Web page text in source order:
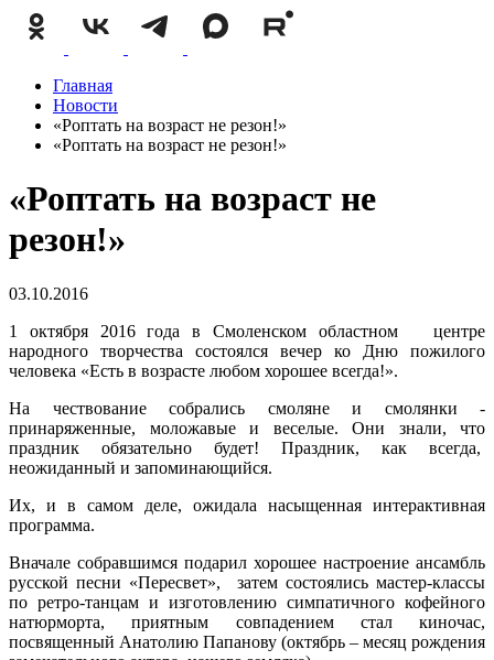
Главная
Новости
«Роптать на возраст не резон!»
«Роптать на возраст не резон!»
«Роптать на возраст не
резон!»
03.10.2016
1 октября 2016 года в Смоленском областном центре
народного творчества состоялся вечер ко Дню пожилого
человека «Есть в возрасте любом хорошее всегда!».
На чествование собрались смоляне и смолянки -
принаряженные, моложавые и веселые. Они знали, что
праздник обязательно будет! Праздник, как всегда,
неожиданный и запоминающийся.
Их, и в самом деле, ожидала насыщенная интерактивная
программа.
Вначале собравшимся подарил хорошее настроение ансамбль
русской песни «Пересвет», затем состоялись мастер-классы
по ретро-танцам и изготовлению симпатичного кофейного
натюрморта, приятным совпадением стал киночас,
посвященный Анатолию Папанову (октябрь – месяц рождения